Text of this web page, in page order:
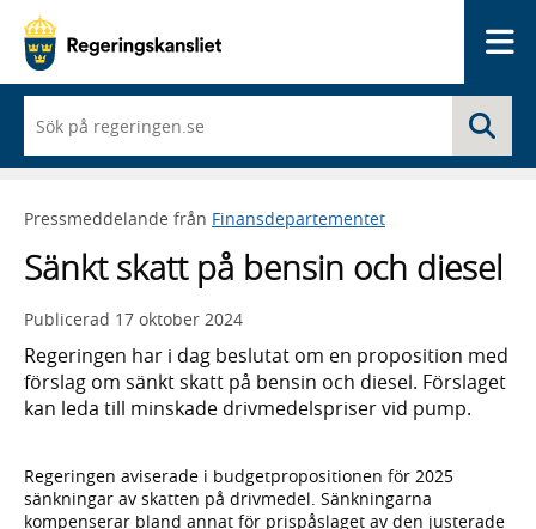
du
börjar
skriva
framträder
lista
med
sökförslag
Pressmeddelande från Finansdepartementet
Sänkt skatt på bensin och diesel
Publicerad 17 oktober 2024
Regeringen har i dag beslutat om en proposition med
förslag om sänkt skatt på bensin och diesel. Förslaget
kan leda till minskade drivmedelspriser vid pump.
Regeringen aviserade i budgetpropositionen för 2025
sänkningar av skatten på drivmedel. Sänkningarna
kompenserar bland annat för prispåslaget av den justerade